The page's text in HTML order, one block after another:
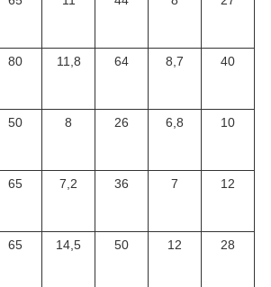
80 11,8 64 8,7 40
50 8 26 6,8 10
65 7,2 36 7 12
65 14,5 50 12 28